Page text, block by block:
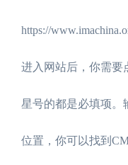
https://
进入网站后，你需要
星号的都是必填项。
位置，你可以找到